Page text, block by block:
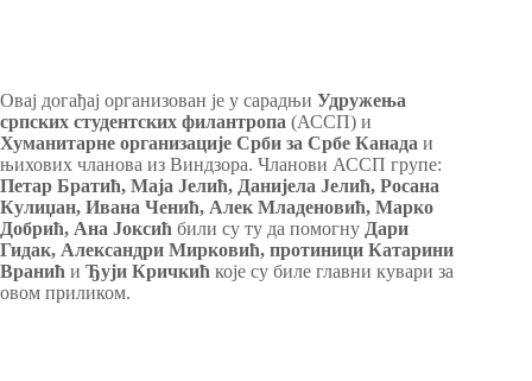
Овај догађај организован је у сарадњи Удружења
српских студентских филантропа (АССП) и
Хуманитарне организације Срби за Србе Канада и
њихових чланова из Виндзора. Чланови АССП групе:
Петар Братић, Маја Јелић, Данијела Јелић, Росана
Кулиџан, Ивана Ченић, Алек Младеновић, Марко
Добрић, Ана Јоксић били су ту да помогну Дари
Гидак, Александри Мирковић, протиници Катарини
Вранић и Ђуји Кричкић које су биле главни кувари за
овом приликом.